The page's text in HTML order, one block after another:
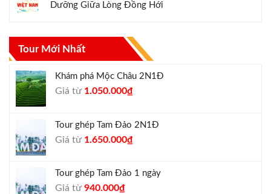
Dưỡng Giữa Lòng Đồng Hới
Tour Mới Nhất
Khám phá Mộc Châu 2N1Đ
Giá từ Giá
1.300.000₫.
1.050.000₫Giá
là:
Tour ghép Tam Đảo 2N1Đ
Giá từ Giá
1.800.000₫.
1.650.000₫Giá
là:
Tour ghép Tam Đảo 1 ngày
Giá từGiá
940.000₫Giá